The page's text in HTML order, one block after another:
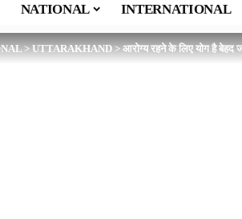
NATIONAL INTERNATIONAL
>UTTARAKHAND>आरोग्य रहने के लिए योग है बेहद